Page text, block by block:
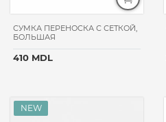
АКЦИЯ
МЕСЯЦА
АМУНИЦИЯ
СУМКА ПЕРЕНОСКА С СЕТКОЙ,
БОЛЬШАЯ
410 MDL